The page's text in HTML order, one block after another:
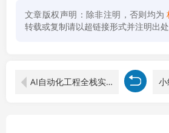
文章版权声明：除非注明，否则均为
转载或复制请以超链接形式并注明出处
AI自动化工程全栈实战：2个月开发全自动化数字员工，大模型+工作流+RPA+部署一站式掌握